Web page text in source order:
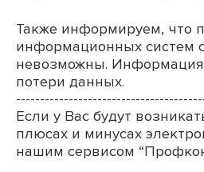
Также информируем, что
информационных систем
невозможны. Информация
потери данных.
Если у Вас будут
плюсах и минусах
нашим сервисом